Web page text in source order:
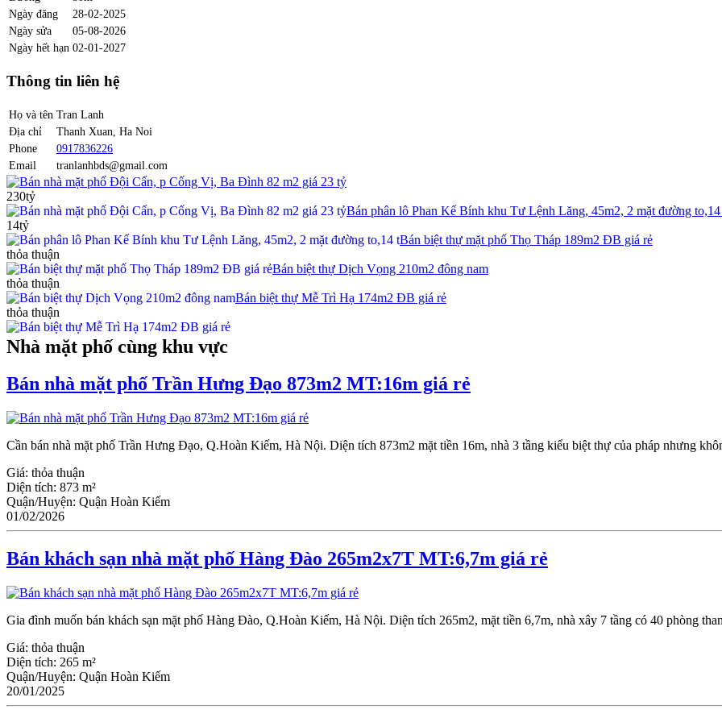
Ngày đăng
28-02-2025
Ngày sửa
05-08-2026
Ngày hết hạn 02-01-2027
Thông tin liên hệ
Họ và tên Tran Lanh
Địa chỉ
Thanh Xuan, Ha Noi
Phone
0917836226
Email
tranlanhbds@gmail.com
Bán nhà mặt phố Đội Cấn, p Cống Vị, Ba Đình 82 m2 giá 23 tỷ
230tỷ
Bán phân lô Phan Kế Bính khu Tư Lệnh Lăng, 45m2, 2 mặt đường
14tỷ
Bán biệt thự mặt phố Thọ Tháp 189m2 ĐB giá rẻ
thỏa thuận
Bán biệt thự Dịch Vọng 210m2 đông nam
thỏa thuận
Bán biệt thự Mễ Trì Hạ 174m2 ĐB giá rẻ
thỏa thuận
Nhà mặt phố cùng khu vực
Bán nhà mặt phố Trần Hưng Đạo 873m2 MT:16m giá rẻ
Cần bán nhà mặt phố Trần Hưng Đạo, Q.Hoàn Kiếm, Hà Nội. Diện tích 873m2 mặt tiền 16m, nhà 3 tầng kiểu biệt thự của pháp nhưng
Giá: thỏa thuận
Diện tích: 873 m²
Quận/Huyện: Quận Hoàn Kiếm
01/02/2026
Bán khách sạn nhà mặt phố Hàng Đào 265m2x7T MT:6,7m giá rẻ
Gia đình muốn bán khách sạn mặt phố Hàng Đào, Q.Hoàn Kiếm, Hà Nội. Diện tích 265m2, mặt tiền 6,7m, nhà xây 7 tầng có 40 phòng
Giá: thỏa thuận
Diện tích: 265 m²
Quận/Huyện: Quận Hoàn Kiếm
20/01/2025